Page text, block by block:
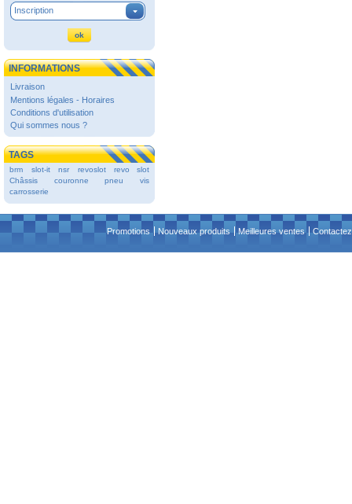
Inscription
INFORMATIONS
Livraison
Mentions légales - Horaires
Conditions d'utilisation
Qui sommes nous ?
TAGS
brm slot-it nsr revoslot
revo slot
Châssis
couronne pneu
vis
carrosserie
Promotions Nouveaux produits Meilleures ventes